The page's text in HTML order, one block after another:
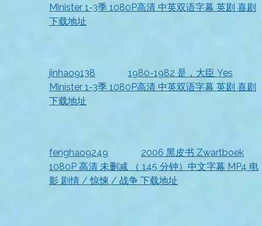
Minister 1-3季 1080P高清 中英双语字幕 英剧 喜剧
下载地址
jinhao9138
1980-1982 是，大臣 Yes
Minister 1-3季 1080P高清 中英双语字幕 英剧 喜剧
下载地址
fenghao9249
2006 黑皮书 Zwartboek
1080P 高清 未删减 （ 145 分钟）中文字幕 MP4 电
影 剧情 / 惊悚 / 战争 下载地址